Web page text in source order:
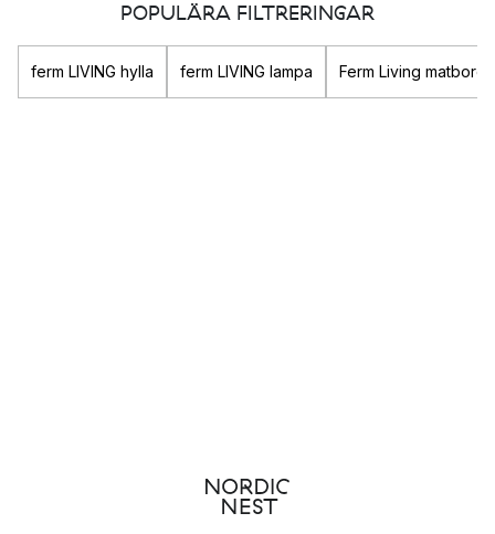
POPULÄRA FILTRERINGAR
ferm LIVING hylla ferm LIVING lampa Ferm Living matbord